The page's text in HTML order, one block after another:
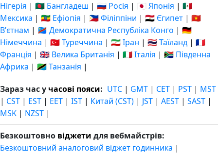
Нігерія | 🇧🇩 Бангладеш | 🇷🇺 Росія | 🇯🇵 Японія | 🇲🇽
Мексика | 🇪🇹 Ефіопія | 🇵🇭 Філіппіни | 🇪🇬 Єгипет | 🇻🇳
Вʼєтнам | 🇨🇩 Демократична Республіка Конго | 🇩🇪
Німеччина | 🇹🇷 Туреччина | 🇮🇷 Іран | 🇹🇭 Таїланд | 🇫🇷
Франція | 🇬🇧 Велика Британія | 🇮🇹 Італія | 🇿🇦 Південна
Африка | 🇹🇿 Танзанія |
Зараз час у часові пояси: UTC | GMT | CET | PST | MST
| CST | EST | EET | IST | Китай (CST) | JST | AEST | SAST |
MSK | NZST |
Безкоштовно віджети для вебмайстрів:
Безкоштовний аналоговий віджет годинника |